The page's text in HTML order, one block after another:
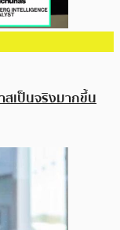
สเป็นจริงมากขึ้น